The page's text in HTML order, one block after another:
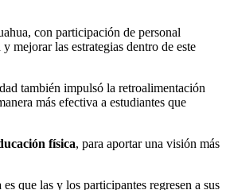
con participación de personal
mejorar las estrategias dentro de este
también impulsó la retroalimentación
más efectiva a estudiantes que
física, para aportar una visión más
que las y los participantes regresen a sus